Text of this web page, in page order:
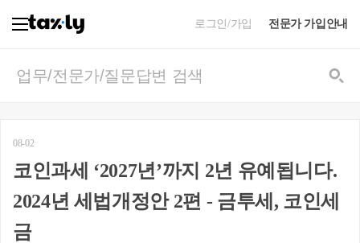
로그인/가입 전문가 가입안내
08-02
코인과세 ‘2027년’까지 2년 유예됩니다.
2024년 세법개정안 2편 - 금투세, 코인세
금